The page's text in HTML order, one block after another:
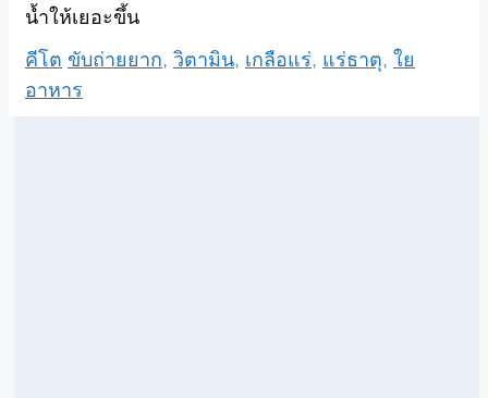
น้ำให้เยอะขึ้น
Categories
คีโต Tags
ขับถ่ายยาก, วิตามิน, เกลือแร่, แร่ธาตุ, ใย
อาหาร